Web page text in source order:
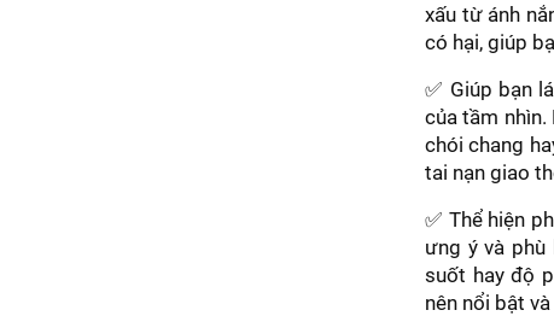
xấu từ ánh
có hại, giúp
✅ Giúp bạn
của tầm nhìn.
chói chang
tai nạn giao
✅ Thể hiện
ưng ý và phù
suốt hay độ
nên nổi bật